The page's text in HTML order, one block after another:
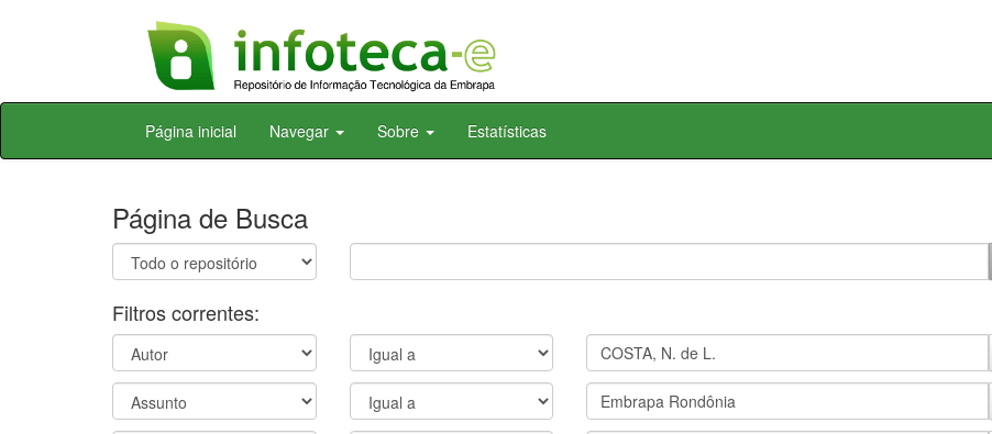
Skip
Página inicial Navegar Sobre Estatísticas
Página de Busca
Filtros correntes: